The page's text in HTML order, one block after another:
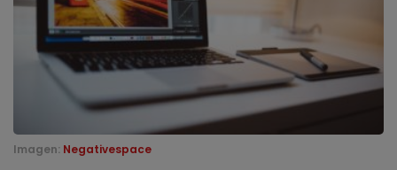
Imagen: Negativespace